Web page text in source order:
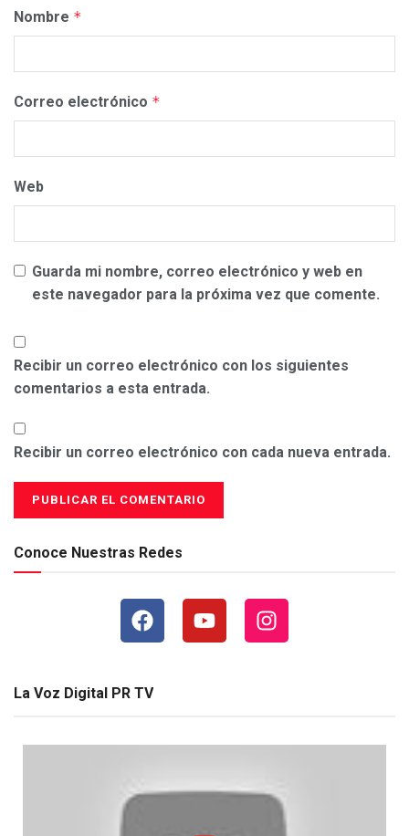
Nombre *
Correo electrónico *
Web
Guarda mi nombre, correo electrónico y web en
este navegador para la próxima vez que comente.
Recibir un correo electrónico con los siguientes
comentarios a esta entrada.
Recibir un correo electrónico con cada nueva entrada.
Conoce Nuestras Redes
La Voz Digital PR TV